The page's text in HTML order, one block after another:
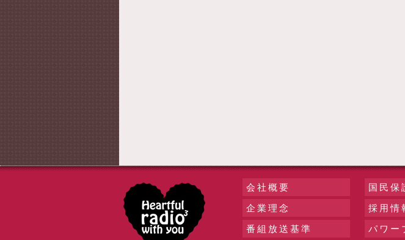
会社概要
企業理念
番組放送基準
国民保
採用情
パワー